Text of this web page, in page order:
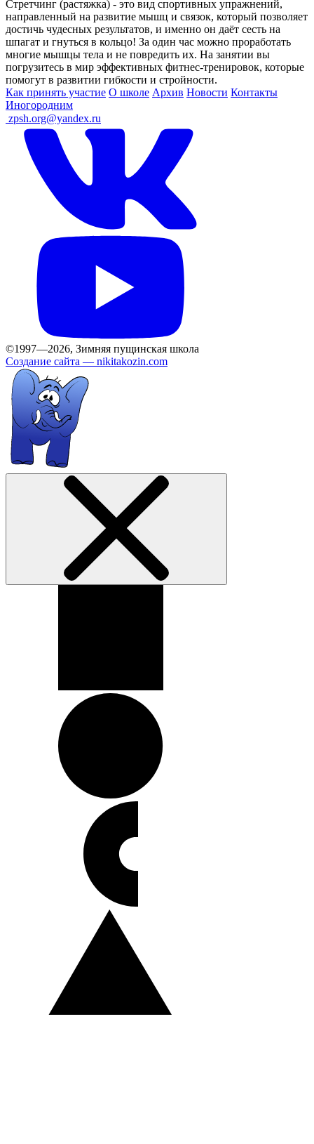
Стретчинг (растяжка) - это вид спортивных упражнений,
направленный на развитие мышц и связок, который позволяет
достичь чудесных результатов, и именно он даёт сесть на
шпагат и гнуться в кольцо! За один час можно проработать
многие мышцы тела и не повредить их. На занятии вы
погрузитесь в мир эффективных фитнес-тренировок, которые
помогут в развитии гибкости и стройности.
Как принять участие О школе Архив Новости Контакты
Иногородним
zpsh.org@yandex.ru
©1997—2026, Зимняя пущинская школа
Создание сайта — nikitakozin.com